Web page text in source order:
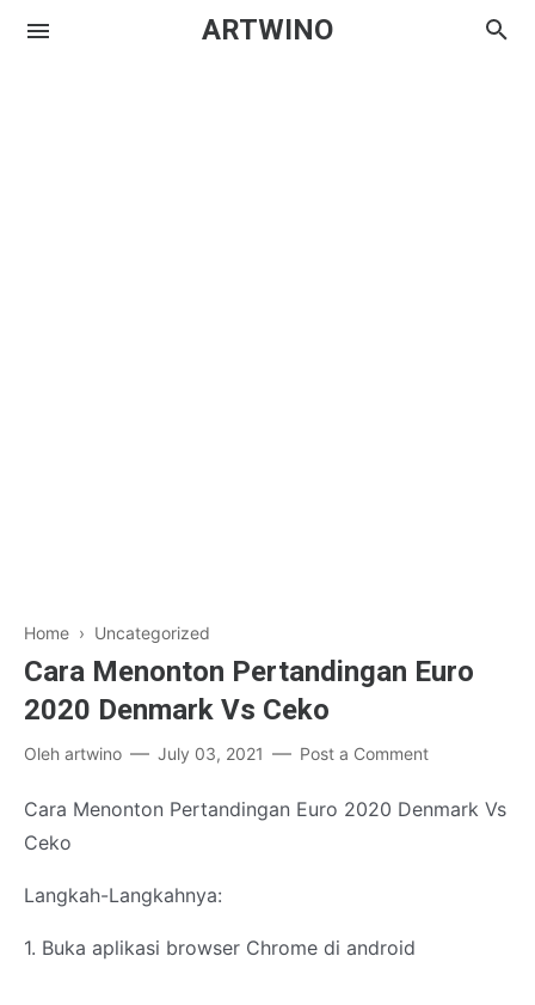
ARTWINO
Home › Uncategorized
Cara Menonton Pertandingan Euro
2020 Denmark Vs Ceko
Oleh artwino July 03, 2021 Post a Comment
Cara Menonton Pertandingan Euro 2020 Denmark Vs
Ceko
Langkah-Langkahnya:
1. Buka aplikasi browser Chrome di android